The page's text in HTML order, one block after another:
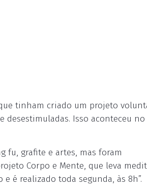
tinham criado um projeto
desestimuladas. Isso aconteceu
fu, grafite e artes, mas foram
Corpo e Mente, que leva
é realizado toda segunda, às 8h”.